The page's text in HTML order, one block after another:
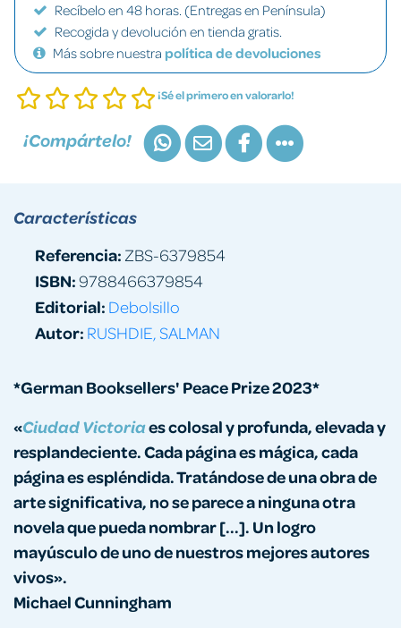
Recíbelo en 48 horas. (Entregas en Península)
Recogida y devolución en tienda gratis.
Más sobre nuestra política de devoluciones
¡Sé el primero en valorarlo!
¡Compártelo!
*German Booksellers' Peace Prize 2023*
«Ciudad Victoriaes colosal y profunda, elevada y
resplandeciente. Cada página es mágica, cada
página es espléndida. Tratándose de una obra de
arte significativa, no se parece a ninguna otra
novela que pueda nombrar [...]. Un logro
mayúsculo de uno de nuestros mejores autores
vivos».
Michael Cunningham
Características
Referencia: ZBS-6379854
ISBN:9788466379854
Editorial: Debolsillo
Autor: RUSHDIE, SALMAN